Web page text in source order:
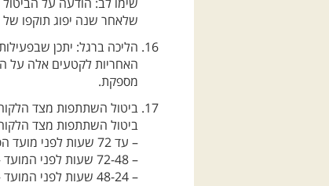
שימו לב: הודעה על
שלאחר שנה יפוג תוקפו של
הליכה ברגל: יתכן
האחריות לקטעים אלה על
מספקת.
ביטול השתתפות מצד
ביטול השתתפות מצד
– עד 72 שעות לפני מועד הפעילות – יוחזר מלוא הסכום למעט 10 שקל דמי סליקה.
– 72-48 שעות לפני המועד – יוחזר 50% מהתשלום / יינתן זיכוי מלא לטיול אחר.
– 48-24 שעות לפני המועד – יוחזרו 25% מהתשלום / יינתן זיכוי מלא לטיול אחר.